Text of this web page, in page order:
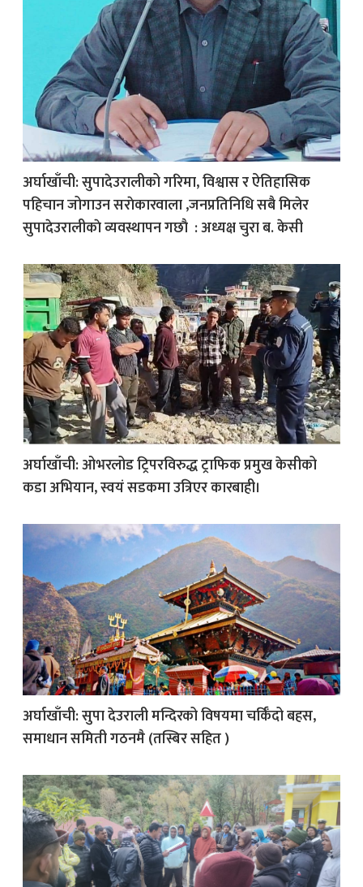
अर्घाखाँची: सुपादेउरालीको गरिमा, विश्वास र ऐतिहासिक
पहिचान जोगाउन सराेकारवाला ,जनप्रतिनिधि सबै मिलेर
सुपादेउरालीकाे व्यवस्थापन गछाै : अध्यक्ष चुरा ब. केसी
अर्घाखाँची: ओभरलोड ट्रिपरविरुद्ध ट्राफिक प्रमुख केसीको
कडा अभियान, स्वयं सडकमा उत्रिएर कारबाही।
अर्घाखाँची: सुपा देउराली मन्दिरको विषयमा चर्किँदो बहस,
समाधान समिती गठनमै (तस्बिर सहित )